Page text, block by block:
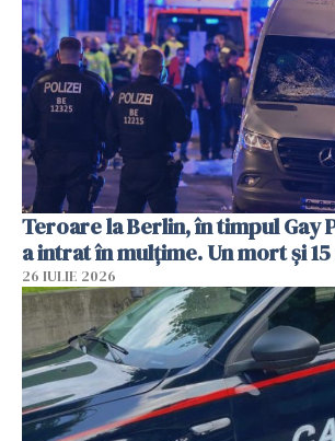
Teroare la Berlin, în timpul Gay
a intrat în mulțime. Un mort și
26 IULIE 2026